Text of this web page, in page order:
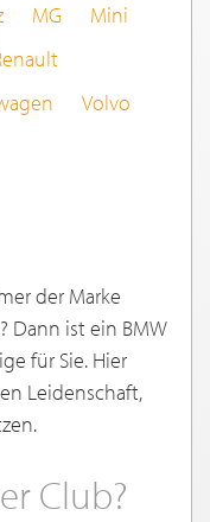
MG
Mini
Volvo
der Marke
Dann ist ein BMW
für Sie. Hier
Leidenschaft,
Club?